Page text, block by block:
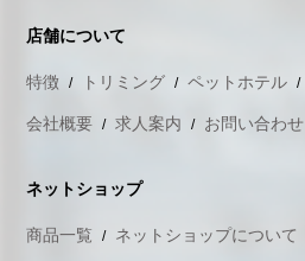
店舗について
特徴 トリミング ペットホテル
会社概要 求人案内 お問い合わせ
ネットショップ
商品一覧 ネットショップについて